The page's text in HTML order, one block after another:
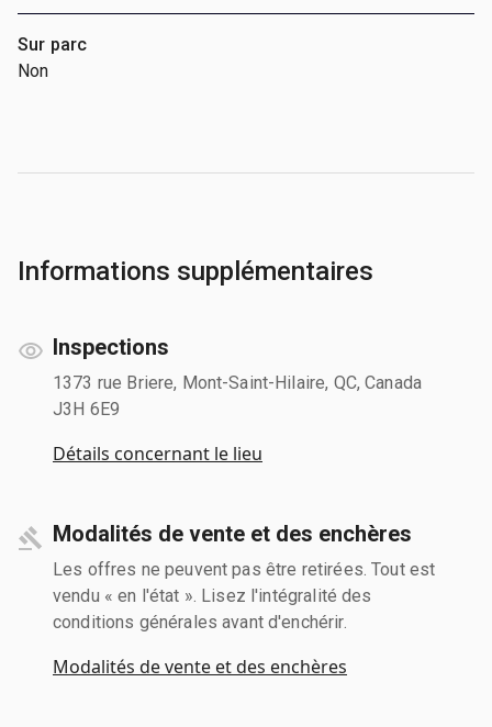
Sur parc
Non
Informations supplémentaires
Inspections
1373 rue Briere, Mont-Saint-Hilaire, QC, Canada
J3H 6E9
Détails concernant le lieu
Modalités de vente et des enchères
Les offres ne peuvent pas être retirées. Tout est
vendu « en l'état ». Lisez l'intégralité des
conditions générales avant d'enchérir.
Modalités de vente et des enchères